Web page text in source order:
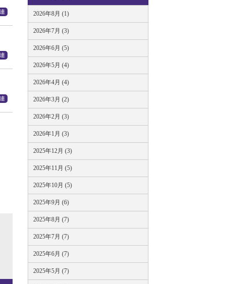
2026年8月 (1)
2026年7月 (3)
2026年6月 (5)
2026年5月 (4)
2026年4月 (4)
2026年3月 (2)
2026年2月 (3)
2026年1月 (3)
2025年12月 (3)
2025年11月 (5)
2025年10月 (5)
2025年9月 (6)
2025年8月 (7)
2025年7月 (7)
2025年6月 (7)
2025年5月 (7)